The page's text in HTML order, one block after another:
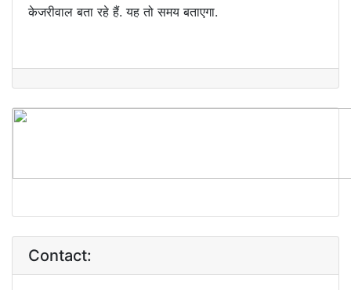
केजरीवाल बता रहे हैं. यह तो समय बताएगा.
Contact: